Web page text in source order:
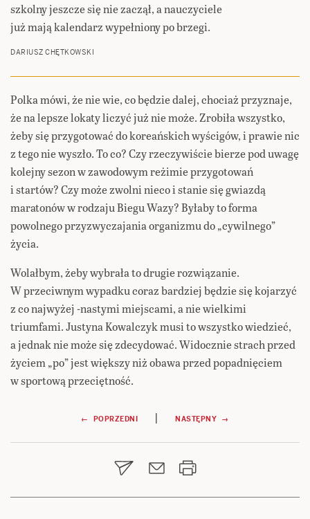
szkolny jeszcze się nie zaczął, a nauczyciele
już mają kalendarz wypełniony po brzegi.
DARIUSZ CHĘTKOWSKI
Polka mówi, że nie wie, co będzie dalej, chociaż przyznaje,
że na lepsze lokaty liczyć już nie może. Zrobiła wszystko,
żeby się przygotować do koreańskich wyścigów, i prawie nic
z tego nie wyszło. To co? Czy rzeczywiście bierze pod uwagę
kolejny sezon w zawodowym reżimie przygotowań
i startów? Czy może zwolni nieco i stanie się gwiazdą
maratonów w rodzaju Biegu Wazy? Byłaby to forma
powolnego przyzwyczajania organizmu do „cywilnego”
życia.
Wolałbym, żeby wybrała to drugie rozwiązanie.
W przeciwnym wypadku coraz bardziej będzie się kojarzyć
z co najwyżej -nastymi miejscami, a nie wielkimi
triumfami. Justyna Kowalczyk musi to wszystko wiedzieć,
a jednak nie może się zdecydować. Widocznie strach przed
życiem „po” jest większy niż obawa przed popadnięciem
w sportową przeciętność.
Nawigacja
wpisu
← POPRZEDNI | NASTĘPNY →